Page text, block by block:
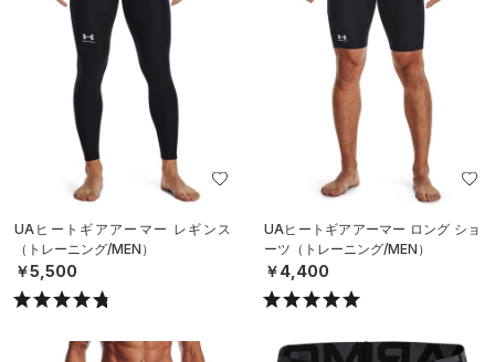
UAヒートギアアーマー レギンス
（トレーニング/MEN）
￥5,500
UAヒートギアアーマー ロング ショ
ーツ（トレーニング/MEN）
￥4,400